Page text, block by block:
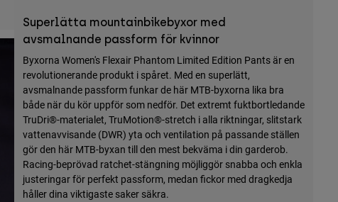
Superlätta mountainbikebyxor med
avsmalnande passform för kvinnor
Byxorna Women's Flexair Phantom Limited Edition Pants är en
revolutionerande produkt i spåret. Med en superlätt,
avsmalnande passform funkar de här MTB-byxorna lika bra
både när du kör uppför som nedför. Det extremt fuktbortledande
TruDri®-materialet, TruMotion®-stretch i alla riktningar, slitstark
vattenavvisande (DWR) yta och ventilation på passande ställen
gör den här MTB-byxan till den mest bekväma i din garderob.
Racing-beprövad ratchet-stängning möjliggör snabba och enkla
justeringar för perfekt passform, medan fickor med dragkedja
håller dina viktigaste saker säkra.